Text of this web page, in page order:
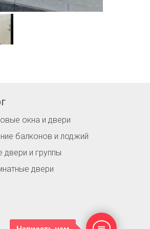
окна и двери
балконов и лоджий
двери и группы
двери